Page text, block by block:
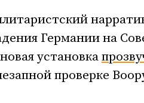
Германии на
установка
проверке